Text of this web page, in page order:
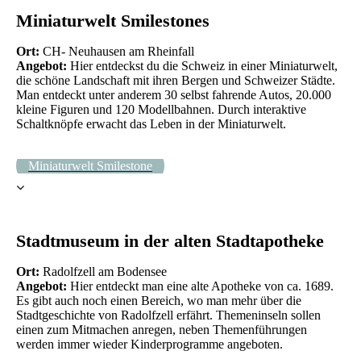
Miniaturwelt Smilestones
Ort: CH- Neuhausen am Rheinfall
Angebot: Hier entdeckst du die Schweiz in einer Miniaturwelt,
die schöne Landschaft mit ihren Bergen und Schweizer Städte.
Man entdeckt unter anderem 30 selbst fahrende Autos, 20.000
kleine Figuren und 120 Modellbahnen. Durch interaktive
Schaltknöpfe erwacht das Leben in der Miniaturwelt.
Miniaturwelt Smilestone
Stadtmuseum in der alten Stadtapotheke
Ort: Radolfzell am Bodensee
Angebot: Hier entdeckt man eine alte Apotheke von ca. 1689.
Es gibt auch noch einen Bereich, wo man mehr über die
Stadtgeschichte von Radolfzell erfährt. Themeninseln sollen
einen zum Mitmachen anregen, neben Themenführungen
werden immer wieder Kinderprogramme angeboten.